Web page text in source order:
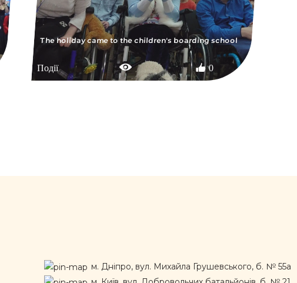
The holiday came to the children's boarding school
Події 0
м. Дніпро, вул. Михайла Грушевського, б. № 55а